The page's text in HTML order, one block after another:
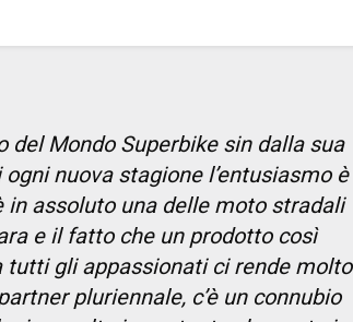
Mondo Superbike sin dalla sua
nuova stagione l’entusiasmo è
in assoluto una delle moto stradali
e il fatto che un prodotto così
gli appassionati ci rende molto
pluriennale, c’è un connubio